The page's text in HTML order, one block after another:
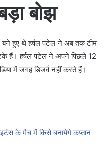
बोझ
बने हुए थे हर्षल पटेल ने अब तक टीम
हैं। हर्षल पटेल ने अपने पिछले 12
में जगह डिजर्व नहीं करते हैं।
के मैच में किसे बनायेगे कप्तान